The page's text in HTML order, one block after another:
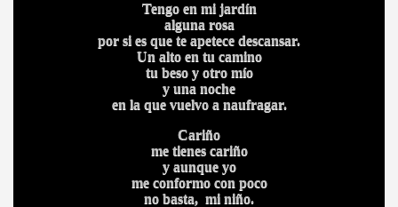
Tengo en mi jardín
alguna rosa
por si es que te apetece descansar.
Un alto en tu camino
tu beso y otro mío
y una noche
en la que vuelvo a naufragar.
Cariño
me tienes cariño
y aunque yo
me conformo con poco
no basta, mi niño.